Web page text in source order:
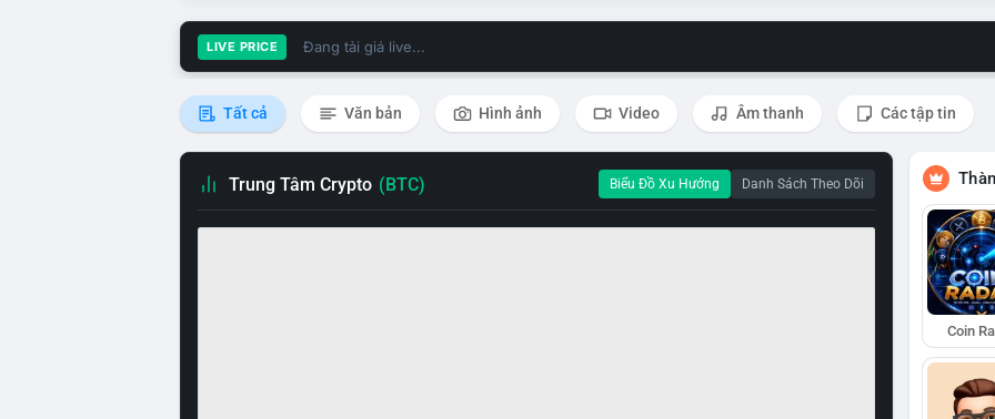
LIVE PRICE Đang tải giá live...
Tất cả Văn bản Hình ảnh Video Âm thanh Các tập tin
Trung Tâm Crypto (BTC) Biểu Đồ Xu Hướng Danh Sách Theo Dõi
Coin